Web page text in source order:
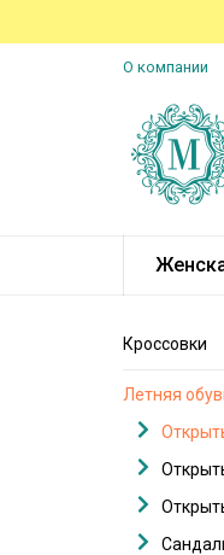
О компании
Кроссовки
Летняя